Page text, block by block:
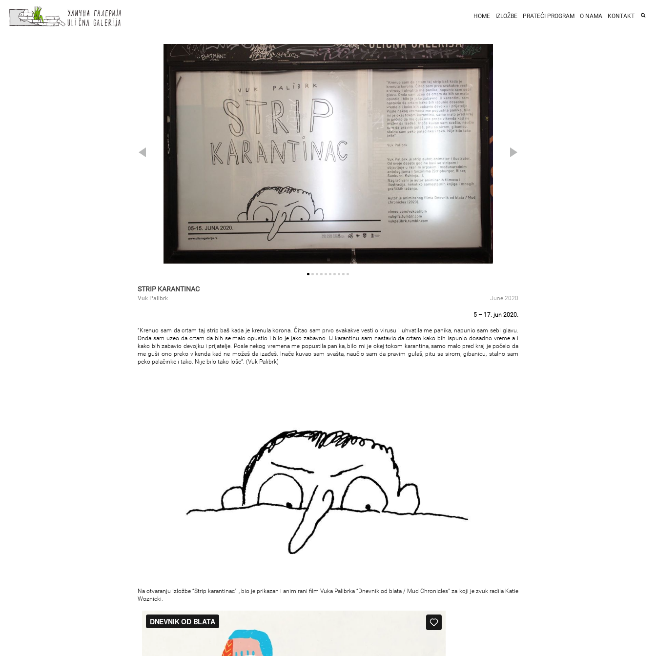
HOME IZLOŽBE PRATEĆI PROGRAM O NAMA KONTAKT
STRIP KARANTINAC
Vuk Palibrk June 2020
5 – 17. jun 2020.
“Krenuo sam da crtam taj strip baš kada je krenula korona. Čitao sam prvo svakakve vesti o virusu i uhvatila me panika, napunio sam sebi glavu.
Onda sam uzeo da crtam da bih se malo opustio i bilo je jako zabavno. U karantinu sam nastavio da crtam kako bih ispunio dosadno vreme a i
kako bih zabavio devojku i prijatelje. Posle nekog vremena me popustila panika, bilo mi je okej tokom karantina, samo malo pred kraj je počelo da
me guši ono preko vikenda kad ne možeš da izađeš. Inače kuvao sam svašta, naučio sam da pravim gulaš, pitu sa sirom, gibanicu, stalno sam
peko palačinke i tako. Nije bilo tako loše”. (Vuk Palibrk)
Na otvaranju izložbe “Strip karantinac” , bio je prikazan i animirani film Vuka Palibrka “Dnevnik od blata / Mud Chronicles” za koji je zvuk radila Katie
Woznicki.